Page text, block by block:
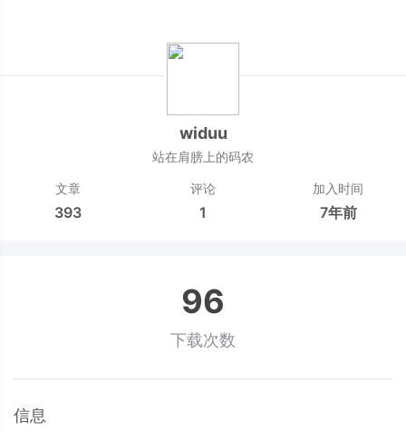
widuu
站在肩膀上的码农
文章
393
评论
1
加入时间
7年前
96
下载次数
信息